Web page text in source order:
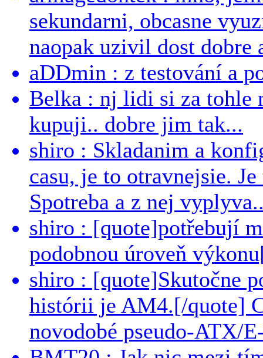
sekundarni, obcasne
naopak uzivil dost dobre
aDDmin : z testování a
Belka : nj lidi si za tohle
kupuji.. dobre jim tak...
shiro : Skladanim a
casu, je to otravnejsie.
Spotreba a z nej
shiro : [quote]potřebují
podobnou úroveň
shiro : [quote]Skutočne
histórii je AM4.[/quote]
novodobé pseudo-ATX/